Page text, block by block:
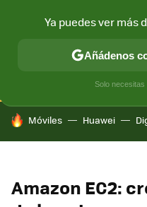
CONECTIVIDAD MÓVIL Y
HOY SE HABLA DE
Móviles Huawei
Amazon EC2:
Ya puedes ver más
Añádenos
Solo necesitas